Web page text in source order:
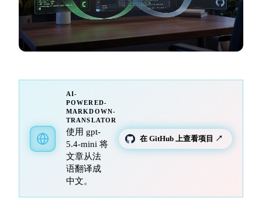
AI-
POWERED-
MARKDOWN-
TRANSLATOR
使用 gpt-
5.4-mini 将
文章从法
语翻译成
中文。
在 GitHub 上查看项目 ↗